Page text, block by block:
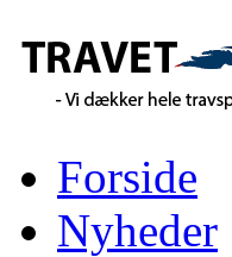
Forside
Nyheder